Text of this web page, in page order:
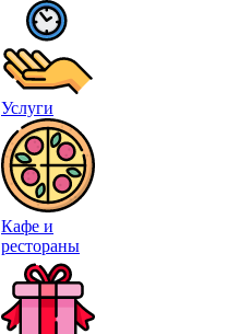
Услуги
Кафе и
рестораны